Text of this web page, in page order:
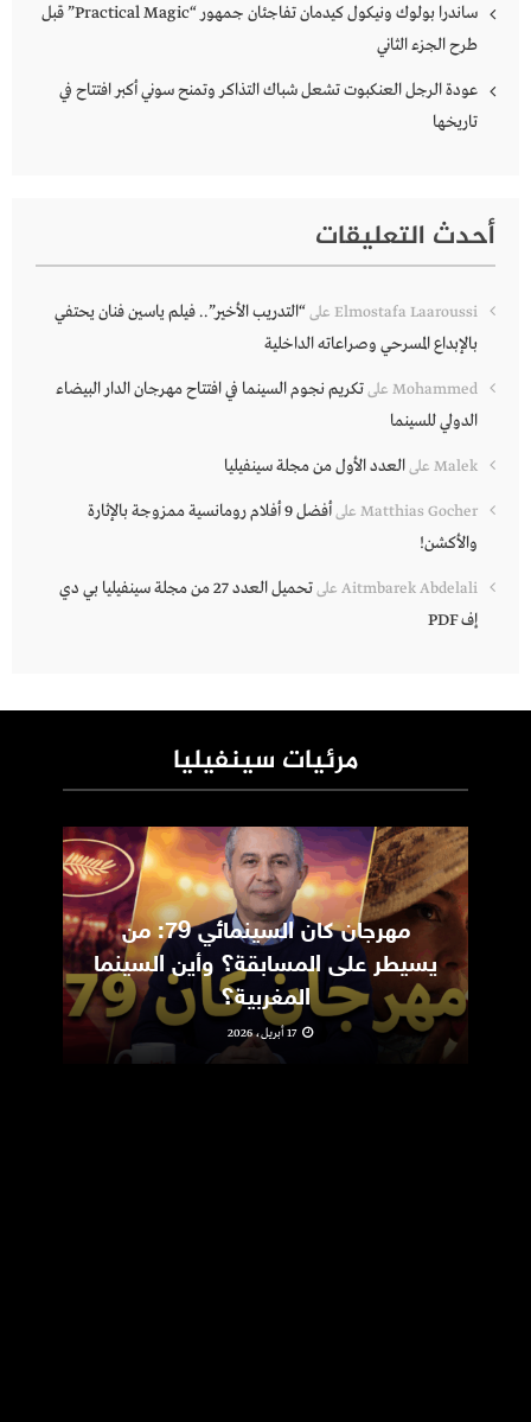
ساندرا بولوك ونيكول كيدمان تفاجئان جمهور “Practical Magic” قبل
طرح الجزء الثاني
عودة الرجل العنكبوت تشعل شباك التذاكر وتمنح سوني أكبر افتتاح في
تاريخها
أحدث التعليقات
Elmostafa Laaroussi على“التدريب الأخير”.. فيلم ياسين فنان يحتفي
بالإبداع المسرحي وصراعاته الداخلية
Mohammed علىتكريم نجوم السينما في افتتاح مهرجان الدار البيضاء
الدولي للسينما
Malek علىالعدد الأول من مجلة سينفيليا
Matthias Gocher على
أفضل 9 أفلام رومانسية ممزوجة بالإثارة
والأكشن!
Aitmbarek Abdelali على
تحميل العدد 27 من مجلة سينفيليا بي دي
إف PDF
مرئيات سينفيليا
مهرجان كان السينمائي 79: من
يسيطر على المسابقة؟ وأين السينما
المغربية؟
17 أبريل، 2026